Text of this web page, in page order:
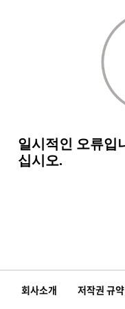
회사소개 저작권 규약